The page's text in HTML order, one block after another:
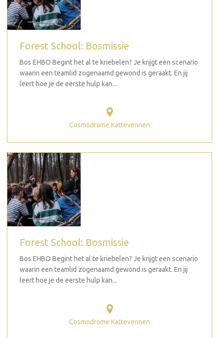
Forest School: Bosmissie
Bos EHBO Begint het al te kriebelen? Je krijgt een scenario
waarin een teamlid zogenaamd gewond is geraakt. En jij
leert hoe je de eerste hulp kan...
Cosmodrome Kattevennen
Forest School: Bosmissie
Bos EHBO Begint het al te kriebelen? Je krijgt een scenario
waarin een teamlid zogenaamd gewond is geraakt. En jij
leert hoe je de eerste hulp kan...
Cosmodrome Kattevennen